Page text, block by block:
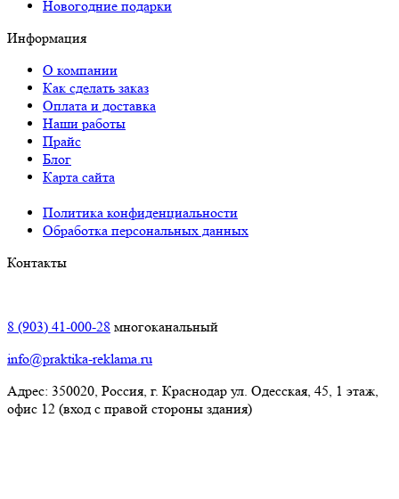
Новогодние подарки
Информация
О компании
Как сделать заказ
Оплата и доставка
Наши работы
Прайс
Блог
Карта сайта
Политика конфиденциальности
Обработка персональных данных
Контакты
8 (903) 41-000-28 многоканальный
info@praktika-reklama.ru
Адрес: 350020, Россия, г. Краснодар ул. Одесская, 45, 1 этаж,
офис 12 (вход с правой стороны здания)